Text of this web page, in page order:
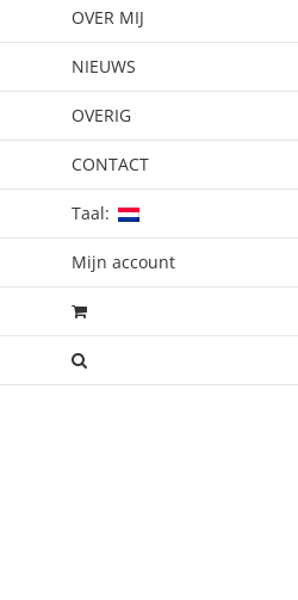
OVER MIJ
NIEUWS
OVERIG
CONTACT
Taal:
Mijn account